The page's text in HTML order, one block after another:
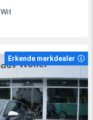
Wit
Erkende merkdealer